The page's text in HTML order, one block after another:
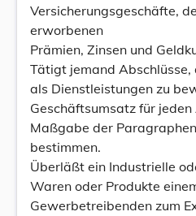
Versicherungsgeschäfte,
erworbenen
Prämien, Zinsen und
Tätigt jemand Abschlüsse,
als Dienstleistungen zu
Geschäftsumsatz für
Maßgabe der
bestimmen.
Überläßt ein Industrielle
Waren oder Produkte
Gewerbetreibenden zum